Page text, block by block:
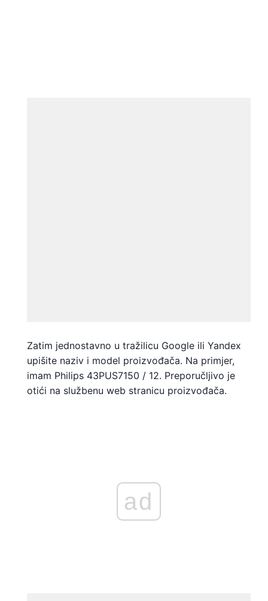
Zatim jednostavno u tražilicu Google ili Yandex
upišite naziv i model proizvođača. Na primjer,
imam Philips 43PUS7150 / 12. Preporučljivo je
otići na službenu web stranicu proizvođača.
ad